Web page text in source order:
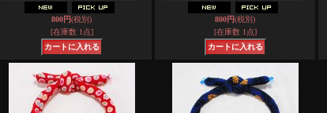
800円(税別)
[在庫数 1点]
800円(税別)
[在庫数 1点]